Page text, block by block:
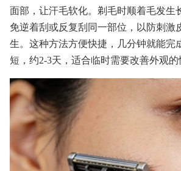
面部，让汗毛软化。剃毛时顺着毛发生
免逆着刮或反复刮同一部位，以防刺激
生。这种方法方便快捷，几分钟就能完
短，约2-3天，适合临时需要改善外观的